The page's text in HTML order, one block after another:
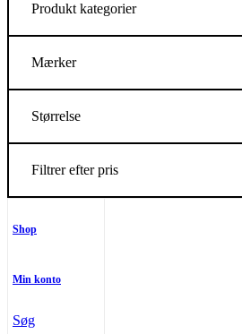
Produkt kategorier
Mærker
Størrelse
Filtrer efter pris
Shop
Min konto
Søg